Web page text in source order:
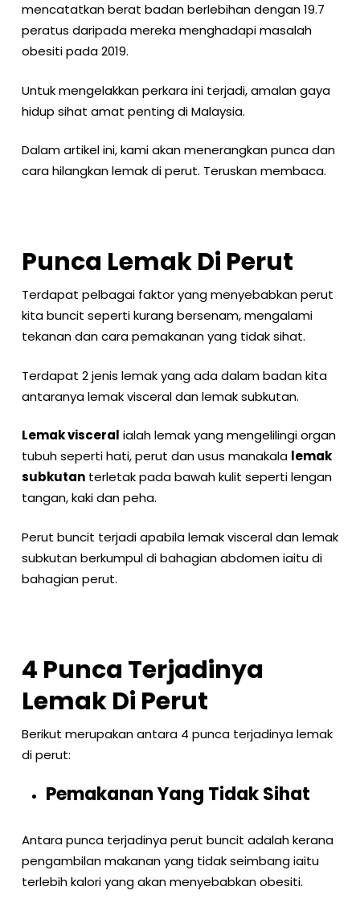
mencatatkan berat badan berlebihan dengan 19.7
peratus daripada mereka menghadapi masalah
obesiti pada 2019.
Untuk mengelakkan perkara ini terjadi, amalan gaya
hidup sihat amat penting di Malaysia.
Dalam artikel ini, kami akan menerangkan punca dan
cara hilangkan lemak di perut. Teruskan membaca.
Punca Lemak Di Perut
Terdapat pelbagai faktor yang menyebabkan perut
kita buncit seperti kurang bersenam, mengalami
tekanan dan cara pemakanan yang tidak sihat.
Terdapat 2 jenis lemak yang ada dalam badan kita
antaranya lemak visceral dan lemak subkutan.
Lemak visceral ialah lemak yang mengelilingi organ
tubuh seperti hati, perut dan usus manakala lemak
subkutanterletak pada bawah kulit seperti lengan
tangan, kaki dan peha.
Perut buncit terjadi apabila lemak visceral dan lemak
subkutan berkumpul di bahagian abdomen iaitu di
bahagian perut.
4 Punca Terjadinya
Lemak Di Perut
Berikut merupakan antara 4 punca terjadinya lemak
di perut:
Pemakanan Yang Tidak Sihat
Antara punca terjadinya perut buncit adalah kerana
pengambilan makanan yang tidak seimbang iaitu
terlebih kalori yang akan menyebabkan obesiti.